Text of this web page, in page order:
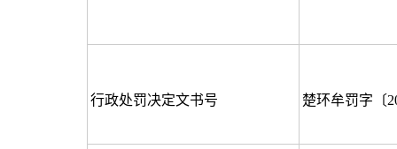
行政处罚决定文书号 楚环牟罚字〔